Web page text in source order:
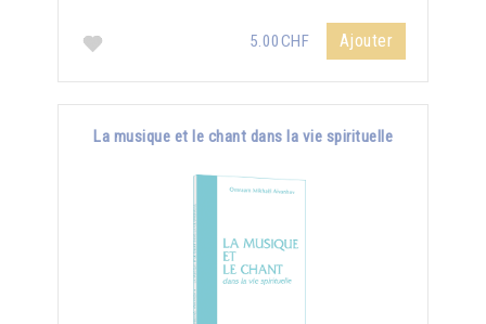
5.00CHF Ajouter
La musique et le chant dans la vie spirituelle